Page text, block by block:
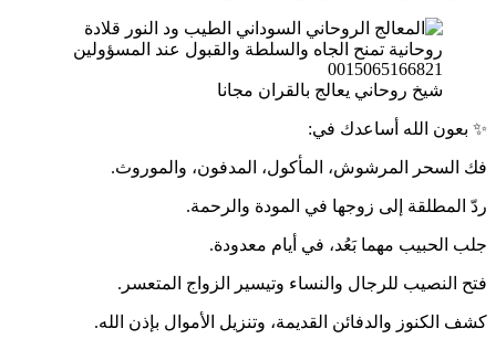
شيخ روحاني يعالج بالقران مجانا
✨ بعون الله أساعدك في:
فك السحر المرشوش، المأكول، المدفون، والموروث.
ردّ المطلقة إلى زوجها في المودة والرحمة.
جلب الحبيب مهما بَعُد، في أيام معدودة.
فتح النصيب للرجال والنساء وتيسير الزواج المتعسر.
كشف الكنوز والدفائن القديمة، وتنزيل الأموال بإذن الله.